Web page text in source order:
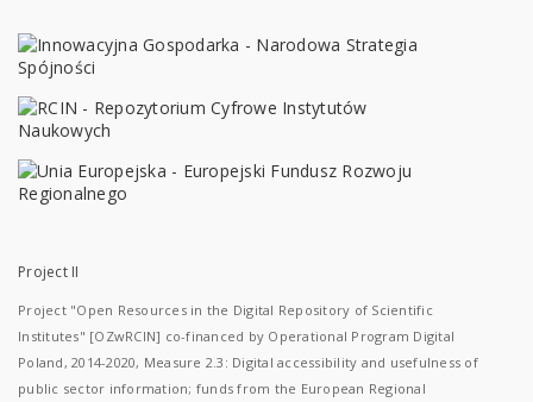
Project II
Project "Open Resources in the Digital Repository of Scientific
Institutes" [OZwRCIN] co-financed by Operational Program Digital
Poland, 2014-2020, Measure 2.3: Digital accessibility and usefulness of
public sector information; funds from the European Regional